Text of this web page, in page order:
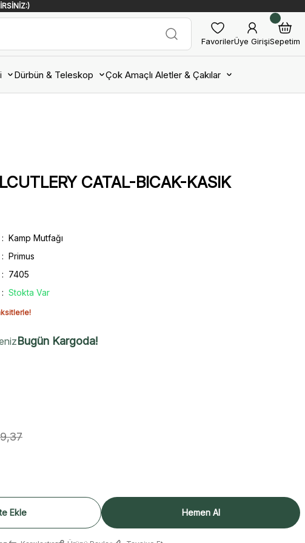
FavorilerÜye GirişiSepetim
Dürbün & Teleskop Çok Amaçlı Aletler & Çakılar
CATAL-BICAK-KASIK
Kamp Mutfağı
Primus
7405
Stokta Var
Bugün Kargoda!
Ekle Hemen Al